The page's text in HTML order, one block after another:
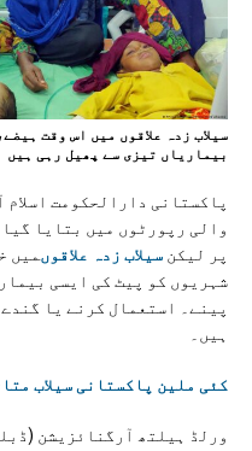
سیلاب زدہ علاقوں میں اس وقت
بیماریاں تیزی سے پھیل رہی ہیں
پاکستانی دارالحکومت
والی رپورٹوں میں بتایا
پر لیکن سیلاب زدہ علاقوںمیں
شہریوں کو پیٹ کی ایسی
پینے۔ استعمال کرنے یا
ہیں۔
کئی ملین پاکستانی سیلاب
ورلڈ ہیلتھ آرگنائزیشن